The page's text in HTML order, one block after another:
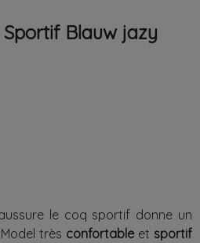
Sportif Blauw jazy
le coq sportif donne un
très confortable et sportif